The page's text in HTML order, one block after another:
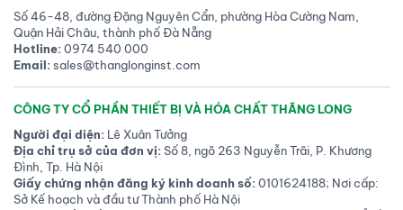
Số 46-48, đường Đặng Nguyên Cẩn, phường Hòa Cường Nam,
Quận Hải Châu, thành phố Đà Nẵng
Hotline:0974 540 000
Email:sales@thanglonginst.com
CÔNG TY CỔ PHẦN THIẾT BỊ VÀ HÓA CHẤT THĂNG LONG
Người đại diện: Lê Xuân Tưởng
Địa chỉ trụ sở của đơn vị:Số 8, ngõ 263 Nguyễn Trãi, P. Khương
Đình, Tp. Hà Nội
Giấy chứng nhận đăng ký kinh doanh số:0101624188; Nơi cấp:
Sở Kế hoạch và đầu tư Thành phố Hà Nội